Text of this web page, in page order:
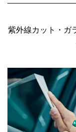
紫外線カット・ガ